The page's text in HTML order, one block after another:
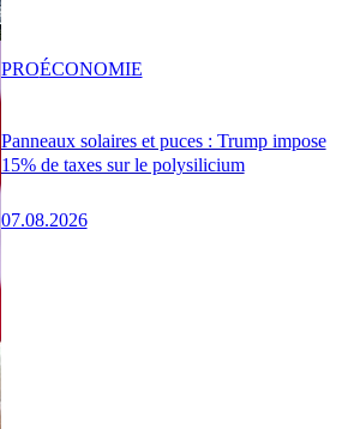
Panneaux solaires et puces : Trump impose
15% de taxes sur le polysilicium
07.08.2026
PROÉCONOMIE